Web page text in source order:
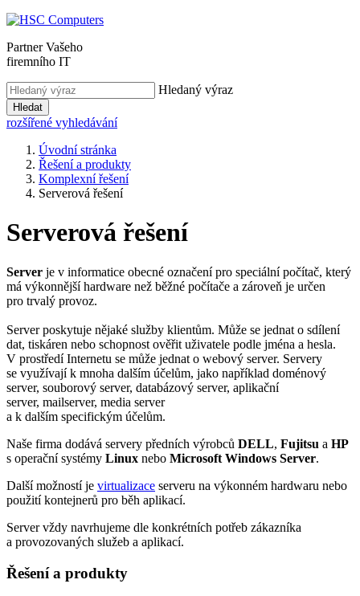
Partner Vašeho
firemního IT
Hledaný výraz
Hledat
rozšířené vyhledávání
Úvodní stránka
Řešení a produkty
Komplexní řešení
Serverová řešení
Serverová řešení
Server je v informatice obecné označení pro speciální počítač, který
má výkonnější hardware než běžné počítače a zároveň je určen
pro trvalý provoz.
Server poskytuje nějaké služby klientům. Může se jednat o sdílení
dat, tiskáren nebo schopnost ověřit uživatele podle jména a hesla.
V prostředí Internetu se může jednat o webový server. Servery
se využívají k mnoha dalším účelům, jako například doménový
server, souborový server, databázový server, aplikační
server, mailserver, media server
a k dalším specifickým účelům.
Naše firma dodává servery předních výrobců DELL, Fujitsu a HP
s operační systémy Linux nebo Microsoft Windows Server.
Další možností je virtualizace serveru na výkonném hardwaru nebo
použití kontejnerů pro běh aplikací.
Server vždy navrhujeme dle konkrétních potřeb zákazníka
a provozovaných služeb a aplikací.
Řešení a produkty